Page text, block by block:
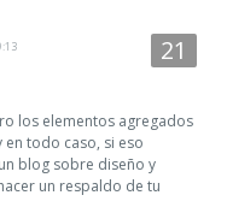
los elementos agregados
en todo caso, si eso
blog sobre diseño y
un respaldo de tu